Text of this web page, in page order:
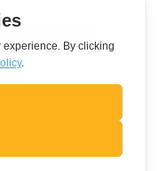
registar-me